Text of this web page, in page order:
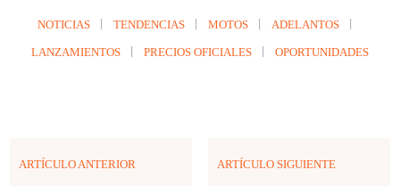
NOTICIAS TENDENCIAS MOTOS ADELANTOS
LANZAMIENTOS PRECIOS OFICIALES OPORTUNIDADES
ARTÍCULO ANTERIOR ARTÍCULO SIGUIENTE